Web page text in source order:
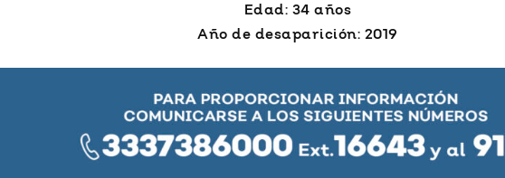
Edad: 34 años
Año de desaparición: 2019